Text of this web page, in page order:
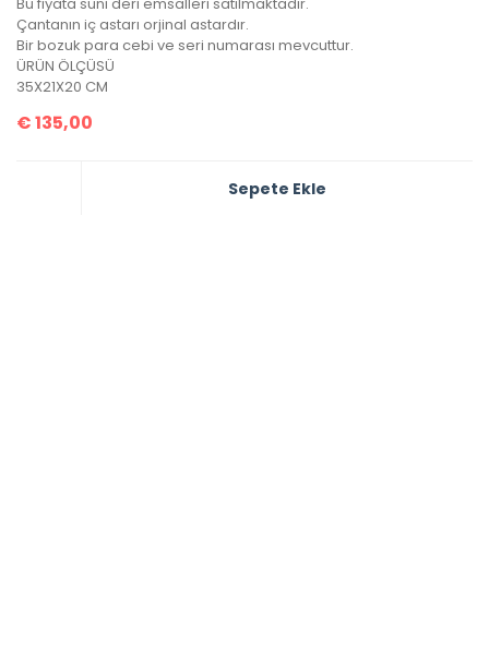
Çantanın iç astarı orjinal astardır.
Bir bozuk para cebi ve seri numarası mevcuttur.
ÜRÜN ÖLÇÜSÜ
35X21X20 CM
€135,00
Sepete Ekle